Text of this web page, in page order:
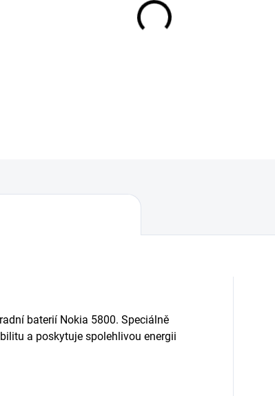
MOŽNOSTI DORUČENÍ
baterií Nokia 5800. Speciálně
a poskytuje spolehlivou energii